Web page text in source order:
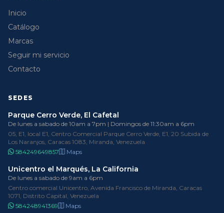
Inicio
Catálogo
Marcas
Seguir mi servicio
Contacto
SEDES
Parque Cerro Verde, El Cafetal
De lunes a sabado de 10am a 7pm | Domingos de 11:30am a 6pm
05, E1, local E1, Centro Comercial Parque Cerro Verde, E1, 20 Subida de
Los Naranjos, Caracas 1083, Miranda, Venezuela
584249649857
Maps
Unicentro el Marqués, La California
De lunes a sabado de 9am a 6pm
Centro comercial Unicentro, Avenida Francisco de Miranda, Caracas
1071, Distrito Capital, Venezuela
584248941369
Maps